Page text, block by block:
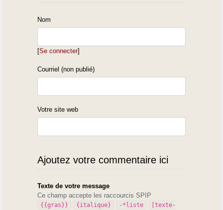
Nom
[Se connecter]
Courriel (non publié)
Votre site web
Ajoutez votre commentaire ici
Texte de votre message
Ce champ accepte les raccourcis SPIP
{{gras}} {italique} -*liste
[texte-